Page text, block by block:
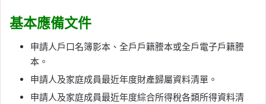
基本應備文件
申請人戶口名簿影本、全戶戶籍謄本或全戶電子戶籍謄
本。
申請人及家庭成員最近年度財產歸屬資料清單。
申請人及家庭成員最近年度綜合所得稅各類所得資料清